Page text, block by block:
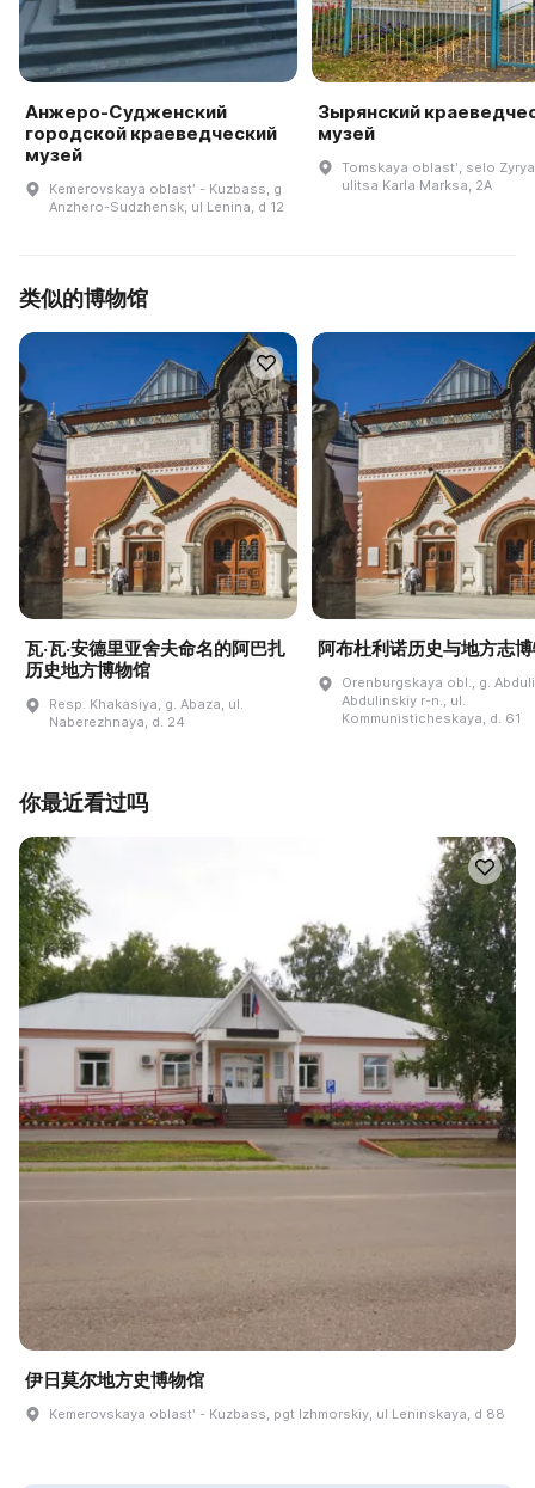
Анжеро-Судженский
городской краеведческий
музей
Kemerovskaya oblastʹ - Kuzbass, g
Anzhero-Sudzhensk, ul Lenina, d 12
Зырянский
музей
Tomskaya oblastʹ, selo
ulitsa Karla Marksa, 2A
类似的博物馆
瓦·瓦·安德里亚舍夫命名的阿巴扎
历史地方博物馆
Resp. Khakasiya, g. Abaza, ul.
Naberezhnaya, d. 24
阿布杜利诺历史与地方志
Orenburgskaya obl., g.
Abdulinskiy r-n., ul.
Kommunisticheskaya, d. 61
你最近看过吗
伊日莫尔地方史博物馆
Kemerovskaya oblastʹ - Kuzbass, pgt Izhmorskiy, ul Leninskaya, d 88